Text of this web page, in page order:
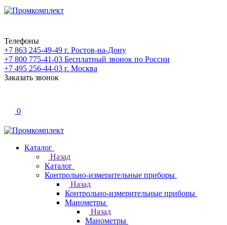
Телефоны
+7 863 245-49-49 г. Ростов-на-Дону
+7 800 775-41-03 Бесплатный звонок по России
+7 495 256-44-03 г. Москва
Заказать звонок
0
Каталог
Назад
Каталог
Контрольно-измерительные приборы
Назад
Контрольно-измерительные приборы
Манометры
Назад
Манометры